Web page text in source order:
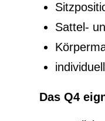
Sattel-
Das Q4